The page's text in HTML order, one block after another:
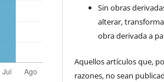
Sin obras
alterar,
obra derivada a
Aquellos artículos que,
razones, no sean